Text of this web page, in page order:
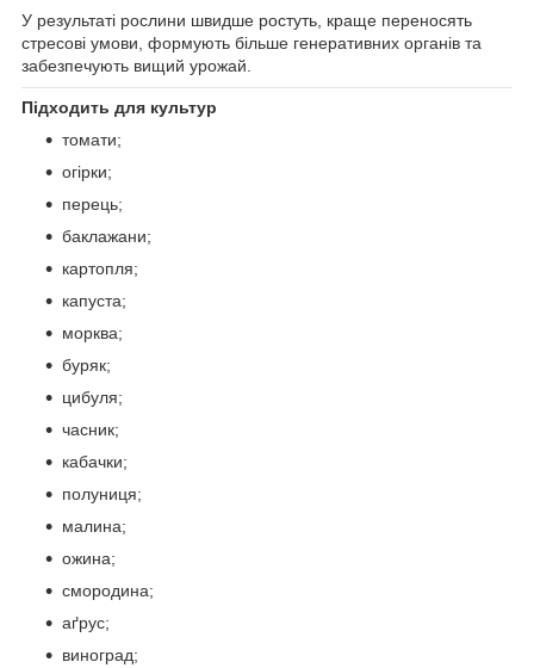
У результаті рослини швидше ростуть, краще переносять
стресові умови, формують більше генеративних органів та
забезпечують вищий урожай.
Підходить для культур
томати;
огірки;
перець;
баклажани;
картопля;
капуста;
морква;
буряк;
цибуля;
часник;
кабачки;
полуниця;
малина;
ожина;
смородина;
аґрус;
виноград;